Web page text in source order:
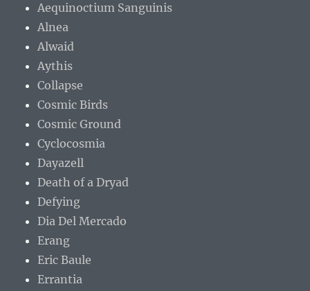
Aequinoctium Sanguinis
Alnea
Alwaid
Aythis
Collapse
Cosmic Birds
Cosmic Ground
Cyclocosmia
Dayazell
Death of a Dryad
Defying
Dia Del Mercado
Erang
Eric Baule
Errantia